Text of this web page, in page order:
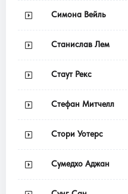
Симона Вейль
Станислав Лем
Стаут Рекс
Стефан Митчелл
Стори Уотерс
Сумедхо Аджан